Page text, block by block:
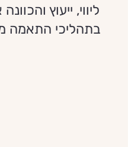
ליווי, ייעוץ
בתהליכי התאמה